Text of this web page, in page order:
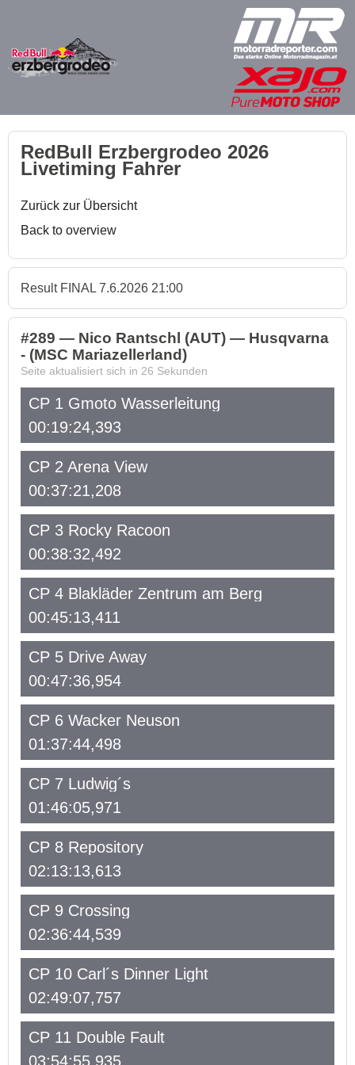
RedBull Erzbergrodeo 2026
Livetiming Fahrer
Zurück zur Übersicht
Back to overview
Result FINAL 7.6.2026 21:00
#289 — Nico Rantschl (AUT) — Husqvarna
- (MSC Mariazellerland)
Seite aktualisiert sich in 26 Sekunden
CP 1 Gmoto Wasserleitung
00:19:24,393
CP 2 Arena View
00:37:21,208
CP 3 Rocky Racoon
00:38:32,492
CP 4 Blakläder Zentrum am Berg
00:45:13,411
CP 5 Drive Away
00:47:36,954
CP 6 Wacker Neuson
01:37:44,498
CP 7 Ludwig´s
01:46:05,971
CP 8 Repository
02:13:13,613
CP 9 Crossing
02:36:44,539
CP 10 Carl´s Dinner Light
02:49:07,757
CP 11 Double Fault
03:54:55,935